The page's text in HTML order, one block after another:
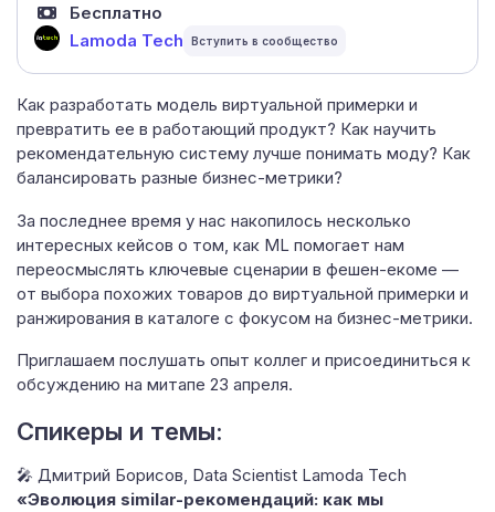
Как разработать модель виртуальной примерки и
превратить ее в работающий продукт? Как научить
рекомендательную систему лучше понимать моду? Как
балансировать разные бизнес-метрики?
За последнее время у нас накопилось несколько
интересных кейсов о том, как ML помогает нам
переосмыслять ключевые сценарии в фешен-екоме —
от выбора похожих товаров до виртуальной примерки и
ранжирования в каталоге с фокусом на бизнес-метрики.
Приглашаем послушать опыт коллег и присоединиться к
обсуждению на митапе 23 апреля.
Спикеры и темы:
🎤 Дмитрий Борисов, Data Scientist Lamoda Tech
«Эволюция similar-рекомендаций: как мы
Бесплатно
Lamoda Tech